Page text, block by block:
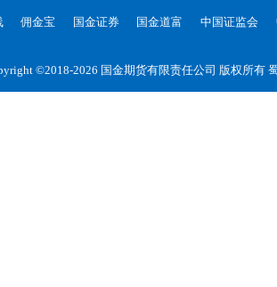
佣金宝 国金证券 国金道富 中国证监会
©2018-2026 国金期货有限责任公司 版权所有